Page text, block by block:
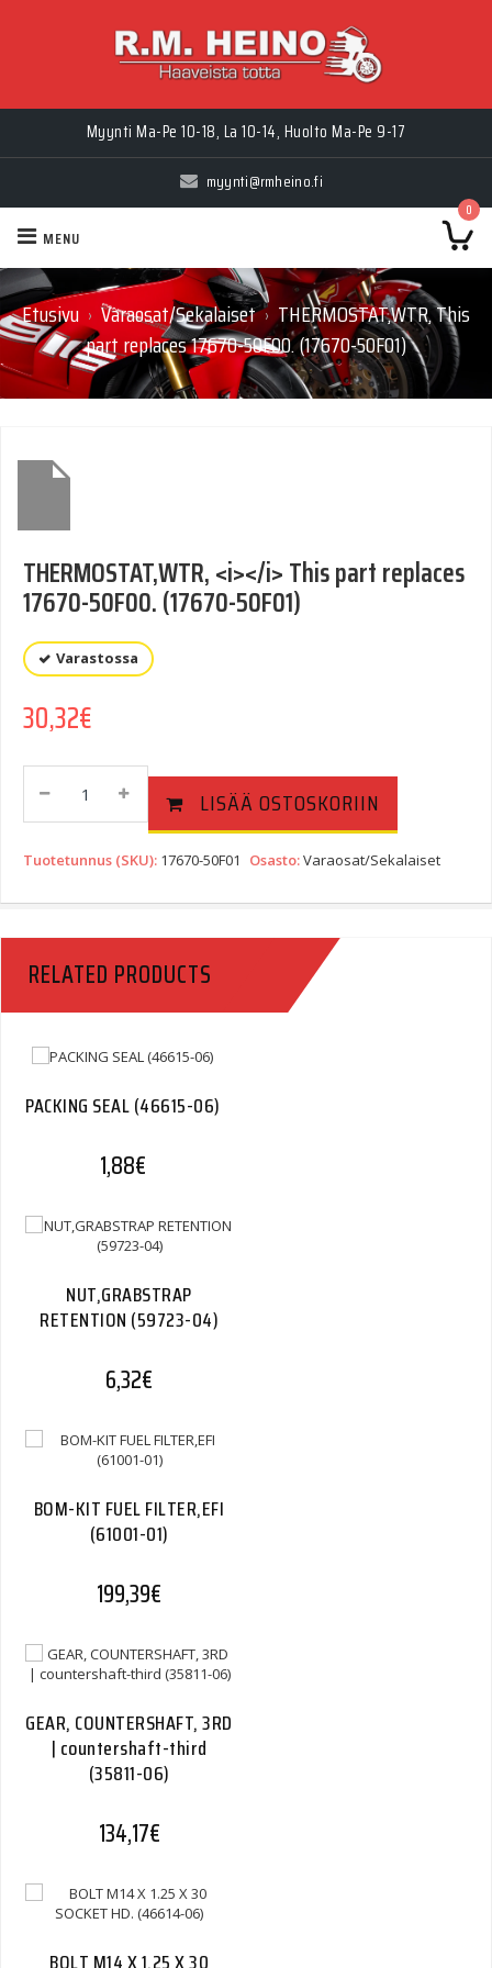
Myynti Ma-Pe 10-18, La 10-14, Huolto Ma-Pe 9-17
myynti@rmheino.fi
0
MENU
Etusivu › Varaosat/Sekalaiset › THERMOSTAT,WTR, This
part replaces 17670-50F00. (17670-50F01)
THERMOSTAT,WTR, <i></i> This part replaces
17670-50F00. (17670-50F01)
Varastossa
30,32€
THERMOSTAT,WTR,
Replaces
50F00.
Quantity
LISÄÄ OSTOSKORIIN
Tuotetunnus (SKU): 17670-50F01 Osasto:Varaosat/Sekalaiset
RELATED PRODUCTS
PACKING SEAL (46615-06)
1,88€
NUT,GRABSTRAP
RETENTION (59723-04)
6,32€
BOM-KIT FUEL FILTER,EFI
(61001-01)
199,39€
GEAR, COUNTERSHAFT, 3RD
| countershaft-third
(35811-06)
134,17€